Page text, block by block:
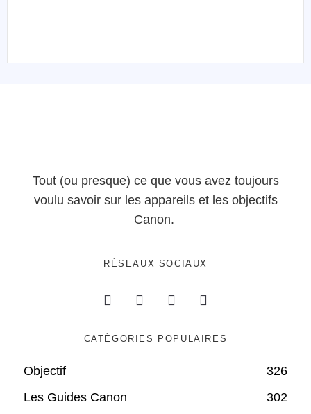
Tout (ou presque) ce que vous avez toujours
voulu savoir sur les appareils et les objectifs
Canon.
RÉSEAUX SOCIAUX
CATÉGORIES POPULAIRES
Objectif
326
Les Guides Canon
302